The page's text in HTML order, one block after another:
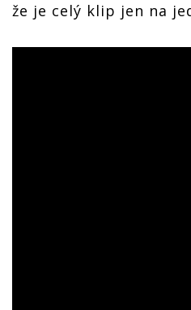
že je celý klip jen na